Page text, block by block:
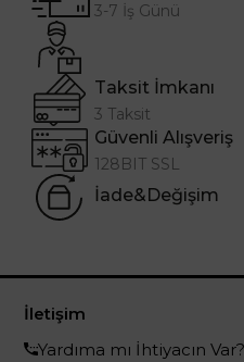
3-7 İş Günü
Taksit İmkanı
3 Taksit
Güvenli Alışveriş
128BIT SSL
İade&Değişim
İletişim
Yardıma mı İhtiyacın Var?